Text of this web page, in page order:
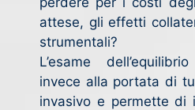
attese, gli effetti
strumentali?
L’esame
invece alla portata di
invasivo e permette di